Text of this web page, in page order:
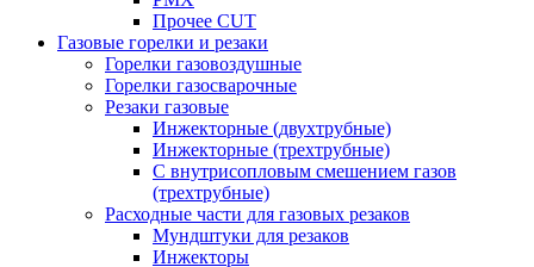
Прочее CUT
Газовые горелки и резаки
Горелки газовоздушные
Горелки газосварочные
Резаки газовые
Инжекторные (двухтрубные)
Инжекторные (трехтрубные)
С внутрисопловым смешением газов
(трехтрубные)
Расходные части для газовых резаков
Мундштуки для резаков
Инжекторы